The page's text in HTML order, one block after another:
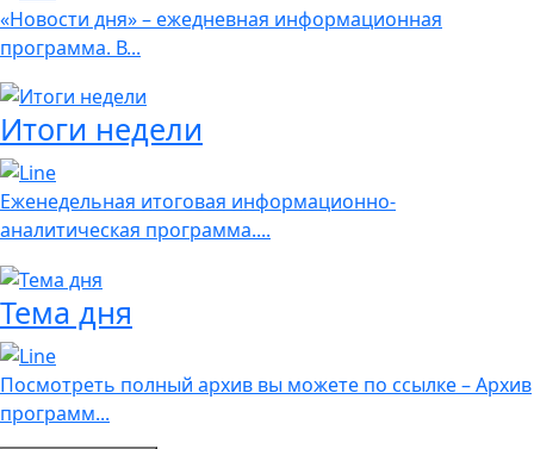
«Новости дня» – ежедневная информационная
программа. В...
Итоги недели
Еженедельная итоговая информационно-
аналитическая программа....
Тема дня
Посмотреть полный архив вы можете по ссылке – Архив
программ...